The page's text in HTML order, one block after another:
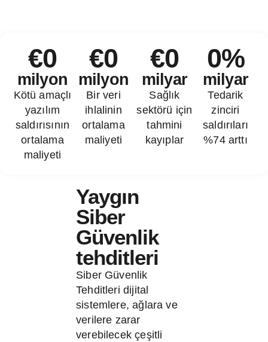
milyon
€0
Kötü amaçlı
yazılım
saldırısının
ortalama
maliyeti
milyon
€0
Bir veri
ihlalinin
ortalama
maliyeti
milyar
€0
Sağlık
sektörü için
tahmini
kayıplar
milyar
0%
Tedarik
zinciri
saldırıları
%74 arttı
Yaygın
Siber
Güvenlik
tehditleri
Siber Güvenlik
Tehditleri dijital
sistemlere, ağlara ve
verilere zarar
verebilecek çeşitli